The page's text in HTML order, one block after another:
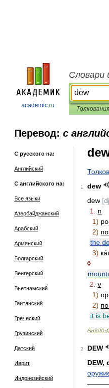
academic.ru
Словари
Толкования
Перевод: с
С русского на:
Английский
С английского на:
Все языки
Азербайджанский
Арабский
Армянский
Болгарский
Венгерский
Вьетнамский
Гаитянский
Греческий
Грузинский
Датский
Иврит
Индонезийский
1
dew
dew [
1
n
1)
2)
the
3)
◊
2 v
1)
2)
it is
Англо-
2
DEW
DEW,